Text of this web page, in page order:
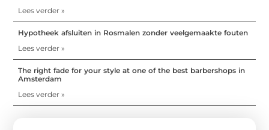
Lees verder »
Hypotheek afsluiten in Rosmalen zonder veelgemaakte fouten
Lees verder »
The right fade for your style at one of the best barbershops in
Amsterdam
Lees verder »